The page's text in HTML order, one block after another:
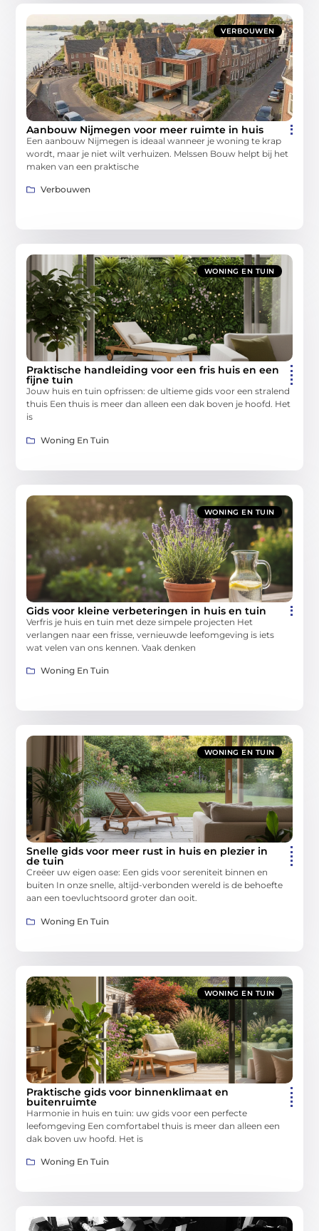
VERBOUWEN
Aanbouw Nijmegen voor meer ruimte in huis
Een aanbouw Nijmegen is ideaal wanneer je woning te krap
wordt, maar je niet wilt verhuizen. Melssen Bouw helpt bij het
maken van een praktische
Verbouwen
WONING EN TUIN
Praktische handleiding voor een fris huis en een
fijne tuin
Jouw huis en tuin opfrissen: de ultieme gids voor een stralend
thuis Een thuis is meer dan alleen een dak boven je hoofd. Het
is
Woning En Tuin
WONING EN TUIN
Gids voor kleine verbeteringen in huis en tuin
Verfris je huis en tuin met deze simpele projecten Het
verlangen naar een frisse, vernieuwde leefomgeving is iets
wat velen van ons kennen. Vaak denken
Woning En Tuin
WONING EN TUIN
Snelle gids voor meer rust in huis en plezier in
de tuin
Creëer uw eigen oase: Een gids voor sereniteit binnen en
buiten In onze snelle, altijd-verbonden wereld is de behoefte
aan een toevluchtsoord groter dan ooit.
Woning En Tuin
WONING EN TUIN
Praktische gids voor binnenklimaat en
buitenruimte
Harmonie in huis en tuin: uw gids voor een perfecte
leefomgeving Een comfortabel thuis is meer dan alleen een
dak boven uw hoofd. Het is
Woning En Tuin